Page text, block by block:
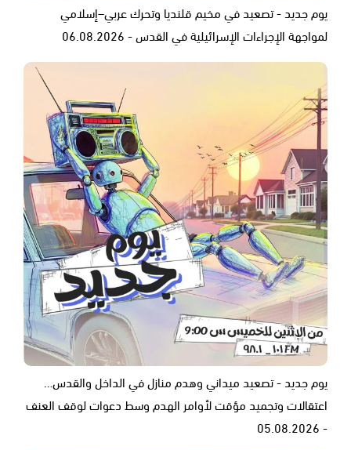
يوم جديد - تصعيد في مخيم قلنديا وتحرك عربي–إسلامي
لمواجهة الإجراءات الإسرائيلية في القدس - 06.08.2026
يوم جديد - تصعيد ميداني وهدم منازل في الداخل والقدس…
اعتقالات وتجميد مؤقت لأوامر الهدم وسط دعوات لوقف العنف
- 05.08.2026